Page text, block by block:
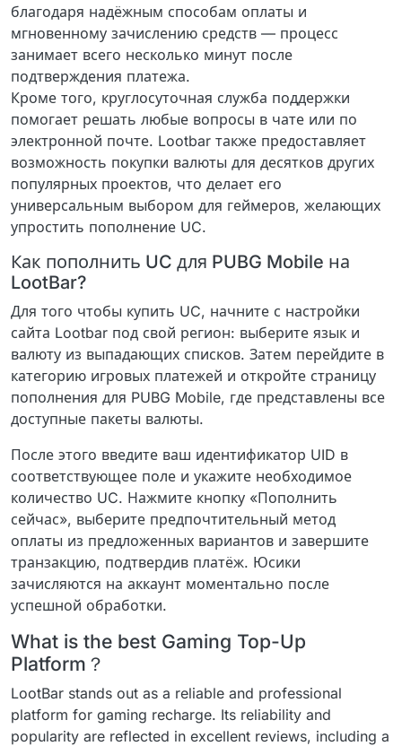
благодаря надёжным способам оплаты и
мгновенному зачислению средств — процесс
занимает всего несколько минут после
подтверждения платежа.
Кроме того, круглосуточная служба поддержки
помогает решать любые вопросы в чате или по
электронной почте. Lootbar также предоставляет
возможность покупки валюты для десятков других
популярных проектов, что делает его
универсальным выбором для геймеров, желающих
упростить пополнение UC.
Как пополнить UC для PUBG Mobile на
LootBar?
Для того чтобы купить UC, начните с настройки
сайта Lootbar под свой регион: выберите язык и
валюту из выпадающих списков. Затем перейдите в
категорию игровых платежей и откройте страницу
пополнения для PUBG Mobile, где представлены все
доступные пакеты валюты.
После этого введите ваш идентификатор UID в
соответствующее поле и укажите необходимое
количество UC. Нажмите кнопку «Пополнить
сейчас», выберите предпочтительный метод
оплаты из предложенных вариантов и завершите
транзакцию, подтвердив платёж. Юсики
зачисляются на аккаунт моментально после
успешной обработки.
What is the best Gaming Top-Up
Platform？
LootBar stands out as a reliable and professional
platform for gaming recharge. Its reliability and
popularity are reflected in excellent reviews, including a